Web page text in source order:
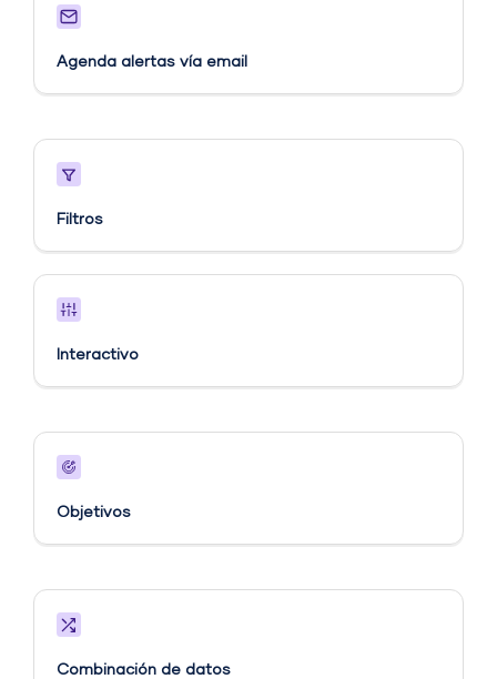
Agenda alertas vía email​
Filtros
Interactivo
Objetivos​
Combinación de datos